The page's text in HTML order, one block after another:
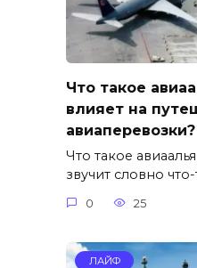
Что такое
влияет на
авиаперевозки?
Что такое
звучит словно что-
0 25
ЛАЙФ